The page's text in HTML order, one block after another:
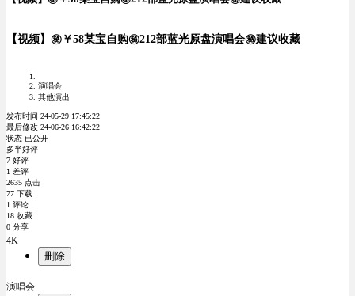
【视频】㊙️￥58某宝自购㊙️212部蓝光原盘演唱会㊙️建议收藏
演唱会
其他演出
发布时间 24-05-29 17:45:22
最后修改 24-06-26 16:42:22
状态 已公开
多半好评
7 好评
1 差评
2635 点击
77 下载
1 评论
18 收藏
0 分享
4K
删除
演唱会